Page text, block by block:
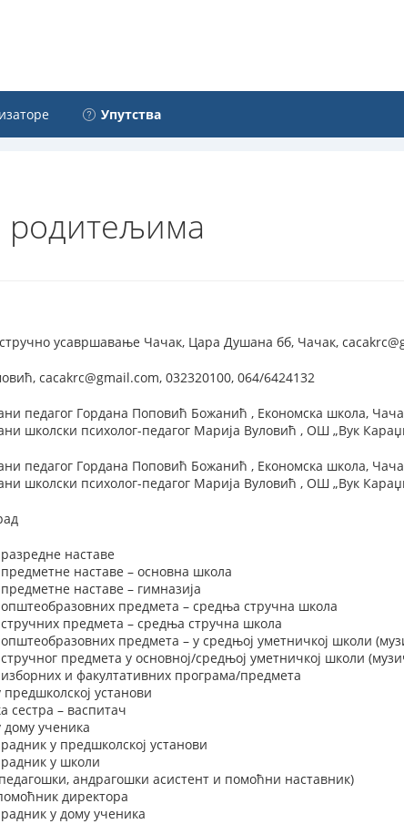
Упутства
родитељима
усавршавање Чачак, Цара Душана бб, Чачак,
cacakrc@gmail.com, 032320100, 064/6424132
педагог Гордана Поповић Божанић , Економска школа,
школски психолог-педагог Марија Вуловић , ОШ „Вук
педагог Гордана Поповић Божанић , Економска школа,
школски психолог-педагог Марија Вуловић , ОШ „Вук
наставе
наставе – основна школа
наставе – гимназија
предмета – средња стручна школа
предмета – средња стручна школа
предмета – у средњој уметничкој школи
предмета у основној/средњој уметничкој школи
и факултативних програма/предмета
установи
сестра – васпитач
дому ученика
у предшколској установи
у школи
андрагошки асистент и помоћни наставник)
директора
у дому ученика